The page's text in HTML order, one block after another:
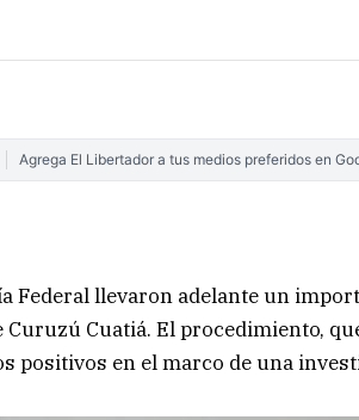
Agrega El Libertador a tus medios preferidos en
Federal llevaron adelante un
Curuzú Cuatiá. El procedimiento,
positivos en el marco de una